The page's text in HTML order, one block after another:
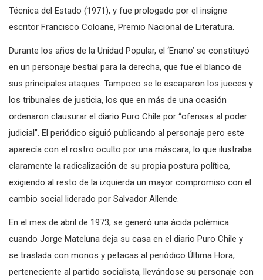
Allende. El libro fue publicado por la Editorial de la Universidad
Técnica del Estado (1971), y fue prologado por el insigne
Durante los años de la Unidad Popular, el ‘Enano’ se constituyó
en un personaje bestial para la derecha, que fue el blanco de
sus principales ataques. Tampoco se le escaparon los jueces y
los tribunales de justicia, los que en más de una ocasión
ordenaron clausurar el diario Puro Chile por “ofensas al poder
judicial”. El periódico siguió publicando al personaje pero este
aparecía con el rostro oculto por una máscara, lo que ilustraba
claramente la radicalización de su propia postura política,
exigiendo al resto de la izquierda un mayor compromiso con el
En el mes de abril de 1973, se generó una ácida polémica
cuando Jorge Mateluna deja su casa en el diario Puro Chile y
se traslada con monos y petacas al periódico Última Hora,